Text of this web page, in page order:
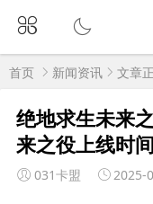
首页 新闻资讯 文章
绝地求生未来
来之役上线时
031卡盟 2025-